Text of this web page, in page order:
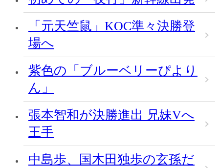
「元天竺鼠」KOC準々決勝登
場へ
紫色の「ブルーベリーぴより
ん」
張本智和が決勝進出 兄妹Vへ
王手
中島歩、国木田独歩の玄孫だ